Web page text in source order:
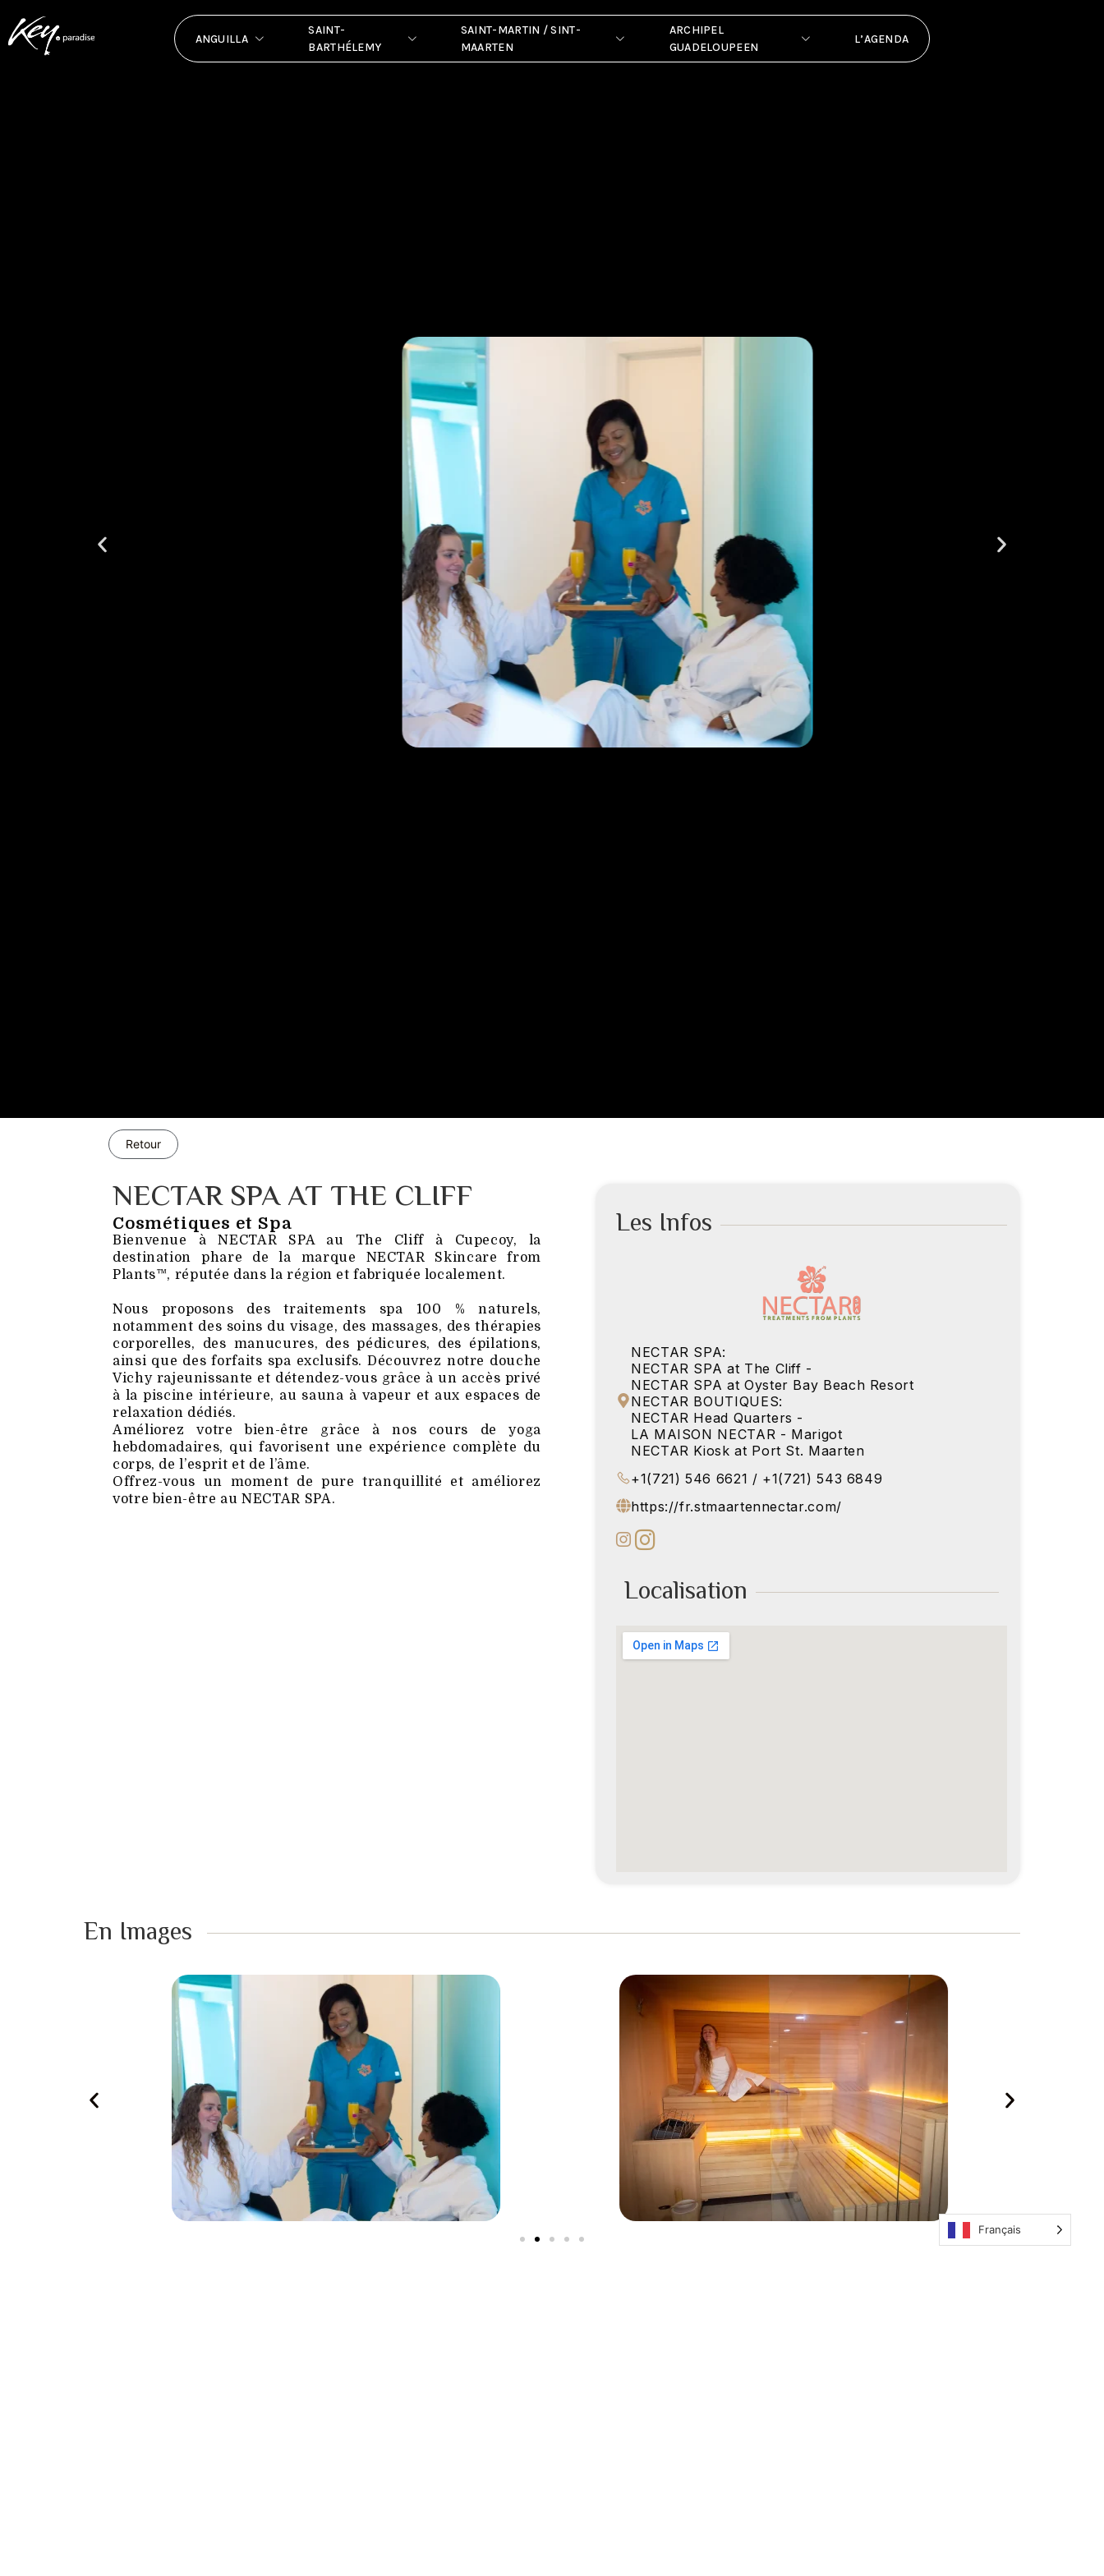
ANGUILLA
SAINT-
BARTHÉLEMY
SAINT-MARTIN / SINT-
MAARTEN
ARCHIPEL
GUADELOUPEEN
L’AGENDA
Retour
NECTAR SPA AT THE CLIFF
Cosmétiques et Spa
Bienvenue à NECTAR SPA au The Cliff à Cupecoy, la
destination phare de la marque NECTAR Skincare from
Plants™, réputée dans la région et fabriquée localement.
Nous proposons des traitements spa 100 % naturels,
notamment des soins du visage, des massages, des thérapies
corporelles, des manucures, des pédicures, des épilations,
ainsi que des forfaits spa exclusifs. Découvrez notre douche
Vichy rajeunissante et détendez-vous grâce à un accès privé
à la piscine intérieure, au sauna à vapeur et aux espaces de
relaxation dédiés.
Améliorez votre bien-être grâce à nos cours de yoga
hebdomadaires, qui favorisent une expérience complète du
corps, de l’esprit et de l’âme.
Offrez-vous un moment de pure tranquillité et améliorez
votre bien-être au NECTAR SPA.
Les Infos
NECTAR SPA:
NECTAR SPA at The Cliff -
NECTAR SPA at Oyster Bay Beach Resort
NECTAR BOUTIQUES:
NECTAR Head Quarters -
LA MAISON NECTAR - Marigot
NECTAR Kiosk at Port St. Maarten
+1(721) 546 6621 / +1(721) 543 6849
https://fr.stmaartennectar.com/
Localisation
En Images ​
Français